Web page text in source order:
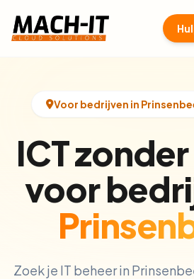
Voor bedrijven in
ICT
voor
Zoek je IT beheer in